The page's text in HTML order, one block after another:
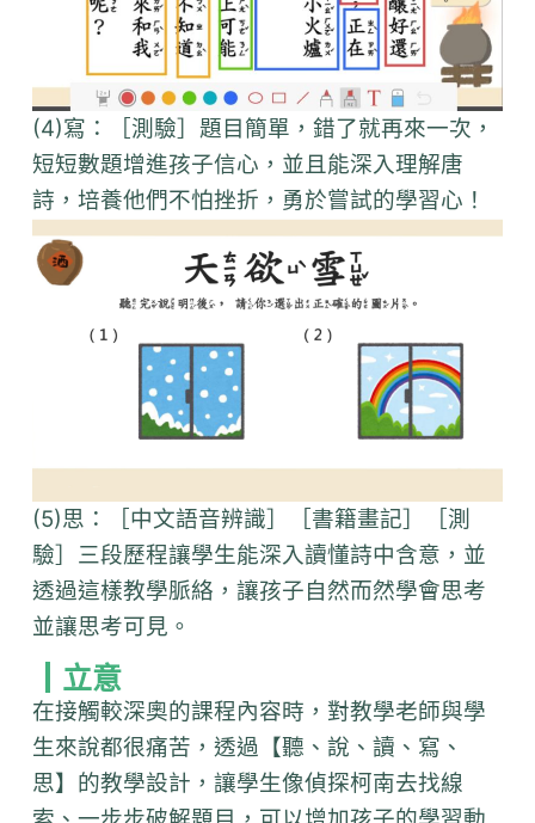
(4)寫：［測驗］題目簡單，錯了就再來一次，
短短數題增進孩子信心，並且能深入理解唐
詩，培養他們不怕挫折，勇於嘗試的學習心！
(5)思：［中文語音辨識］［書籍畫記］［測
驗］三段歷程讓學生能深入讀懂詩中含意，並
透過這樣教學脈絡，讓孩子自然而然學會思考
並讓思考可見。
┃立意
在接觸較深奧的課程內容時，對教學老師與學
生來說都很痛苦，透過【聽、說、讀、寫、
思】的教學設計，讓學生像偵探柯南去找線